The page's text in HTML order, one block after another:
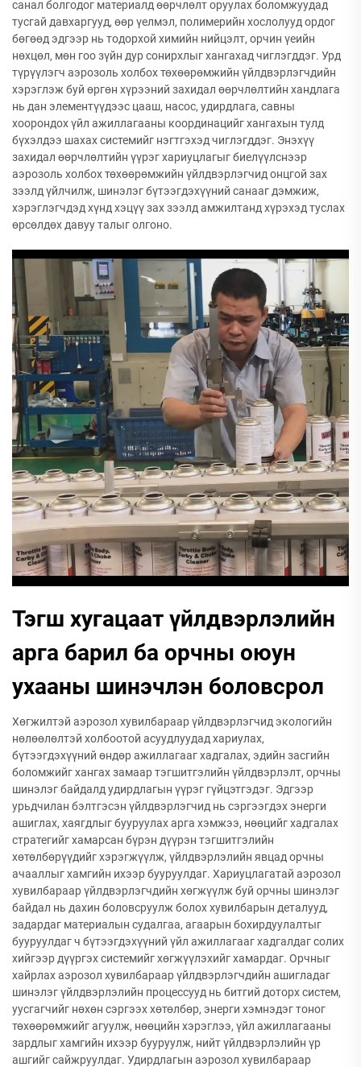
санал болгодог материалд өөрчлөлт оруулах боломжуудад
тусгай давхаргууд, өөр үелмэл, полимерийн хослолууд ордог
бөгөөд эдгээр нь тодорхой химийн нийцэлт, орчин үеийн
нөхцөл, мөн гоо зүйн дур сонирхлыг хангахад чиглэгддэг. Урд
түрүүлэгч аэрозоль холбох төхөөрөмжийн үйлдвэрлэгчдийн
хэрэглэж буй өргөн хүрээний захидал өөрчлөлтийн хандлага
нь дан элементүүдээс цааш, насос, удирдлага, савны
хоорондох үйл ажиллагааны координацийг хангахын тулд
бүхэлдээ шахах системийг нэгтгэхэд чиглэгддэг. Энэхүү
захидал өөрчлөлтийн үүрэг хариуцлагыг биелүүлснээр
аэрозоль холбох төхөөрөмжийн үйлдвэрлэгчид онцгой зах
зээлд үйлчилж, шинэлэг бүтээгдэхүүний санааг дэмжиж,
хэрэглэгчдэд хүнд хэцүү зах зээлд амжилтанд хүрэхэд туслах
өрсөлдөх давуу талыг олгоно.
Тэгш хугацаат үйлдвэрлэлийн
арга барил ба орчны оюун
ухааны шинэчлэн боловсрол
Хөгжилтэй аэрозол хувилбараар үйлдвэрлэгчид экологийн
нөлөөлөлтэй холбоотой асуудлуудад хариулах,
бүтээгдэхүүний өндөр ажиллагааг хадгалах, эдийн засгийн
боломжийг хангах замаар тэгшитгэлийн үйлдвэрлэлт, орчны
шинэлэг байдалд удирдлагын үүрэг гүйцэтгэдэг. Эдгээр
урьдчилан бэлтгэсэн үйлдвэрлэгчид нь сэргээгдэх энерги
ашиглах, хаягдлыг бууруулах арга хэмжээ, нөөцийг хадгалах
стратегийг хамарсан бүрэн дүүрэн тэгшитгэлийн
хөтөлбөрүүдийг хэрэгжүүлж, үйлдвэрлэлийн явцад орчны
ачааллыг хамгийн ихээр бууруулдаг. Хариуцлагатай аэрозол
хувилбараар үйлдвэрлэгчдийн хөгжүүлж буй орчны шинэлэг
байдал нь дахин боловсруулж болох хувилбарын деталууд,
задардаг материалын судалгаа, агаарын бохирдуулалтыг
бууруулдаг ч бүтээгдэхүүний үйл ажиллагааг хадгалдаг солих
хийгээр дүүргэх системийг хөгжүүлэхийг хамардаг. Орчныг
хайрлах аэрозол хувилбараар үйлдвэрлэгчдийн ашигладаг
шинэлэг үйлдвэрлэлийн процессууд нь битгий доторх систем,
уусгагчийг нөхөн сэргээх хөтөлбөр, энерги хэмнэдэг тоног
төхөөрөмжийг агуулж, нөөцийн хэрэглээ, үйл ажиллагааны
зардлыг хамгийн ихээр бууруулж, нийт үйлдвэрлэлийн үр
ашгийг сайжруулдаг. Удирдлагын аэрозол хувилбараар